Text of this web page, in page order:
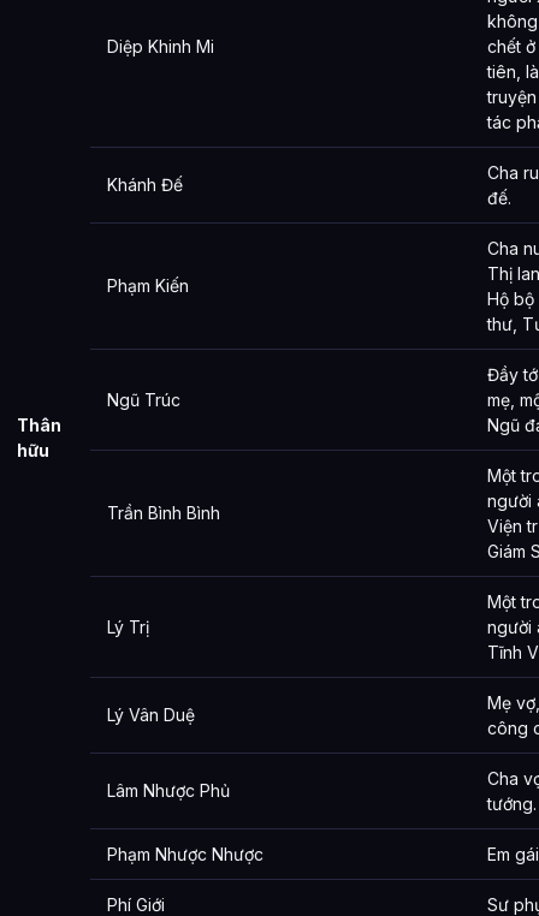
Thân
hữu
Diệp Khinh Mi
chết
tiên,
tác
Khánh Đế
Cha
đế.
Phạm Kiến
Cha
Thị
Hộ
thư,
Ngũ Trúc
Đầy
mẹ,
Ngũ
Trần Bình Bình
Một
người
Viện
Giám
Lý Trị
Một
người
Tĩnh
Lý Vân Duệ
Mẹ
công
Lâm Nhược Phủ
Cha
tướng.
Phạm Nhược Nhược Em
Phí Giới Sư